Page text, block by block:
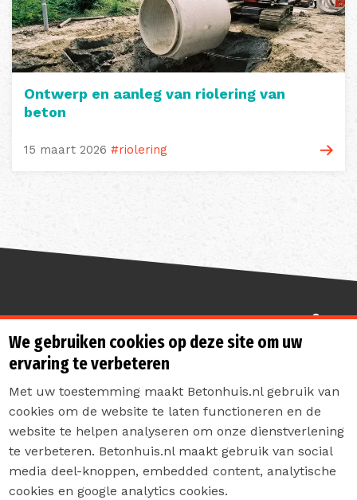
Ontwerp en aanleg van riolering van
beton
15 maart 2026 #riolering
Sterk de toekomst in
Contact
Privacyverklaring
We gebruiken cookies op deze site om uw
ervaring te verbeteren
Met uw toestemming maakt Betonhuis.nl gebruik van
cookies om de website te laten functioneren en de
website te helpen analyseren om onze dienstverlening
te verbeteren. Betonhuis.nl maakt gebruik van social
media deel-knoppen, embedded content, analytische
cookies en google analytics cookies.